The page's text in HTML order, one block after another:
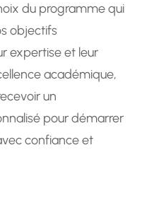
du programme qui
objectifs
expertise et leur
académique,
un
pour démarrer
confiance et